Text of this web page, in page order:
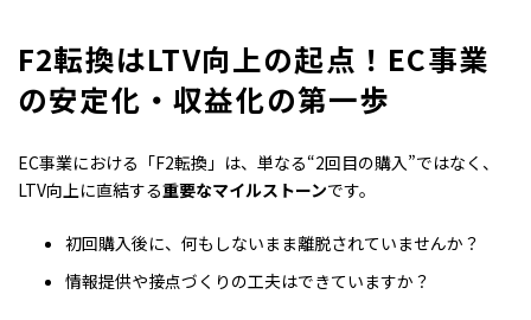
F2転換はLTV向上の起点！EC事業
の安定化・収益化の第一歩
EC事業における「F2転換」は、単なる“2回目の購入”ではなく、
LTV向上に直結する重要なマイルストーンです。
初回購入後に、何もしないまま離脱されていませんか？
情報提供や接点づくりの工夫はできていますか？